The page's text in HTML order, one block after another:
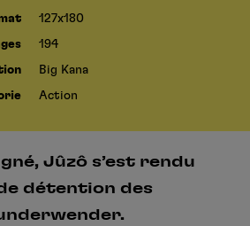
127x180
194
Big Kana
Action
Jûzô s’est rendu
détention des